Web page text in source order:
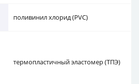
поливинил хлорид (PVC)
термопластичный эластомер (ТПЭ)